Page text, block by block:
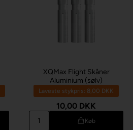
XQMax Flight Skåner
Aluminium (sølv)
Laveste stykpris: 8,00 DKK
10,00 DKK
Køb